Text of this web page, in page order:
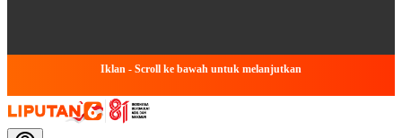
Iklan - Scroll ke bawah untuk melanjutkan